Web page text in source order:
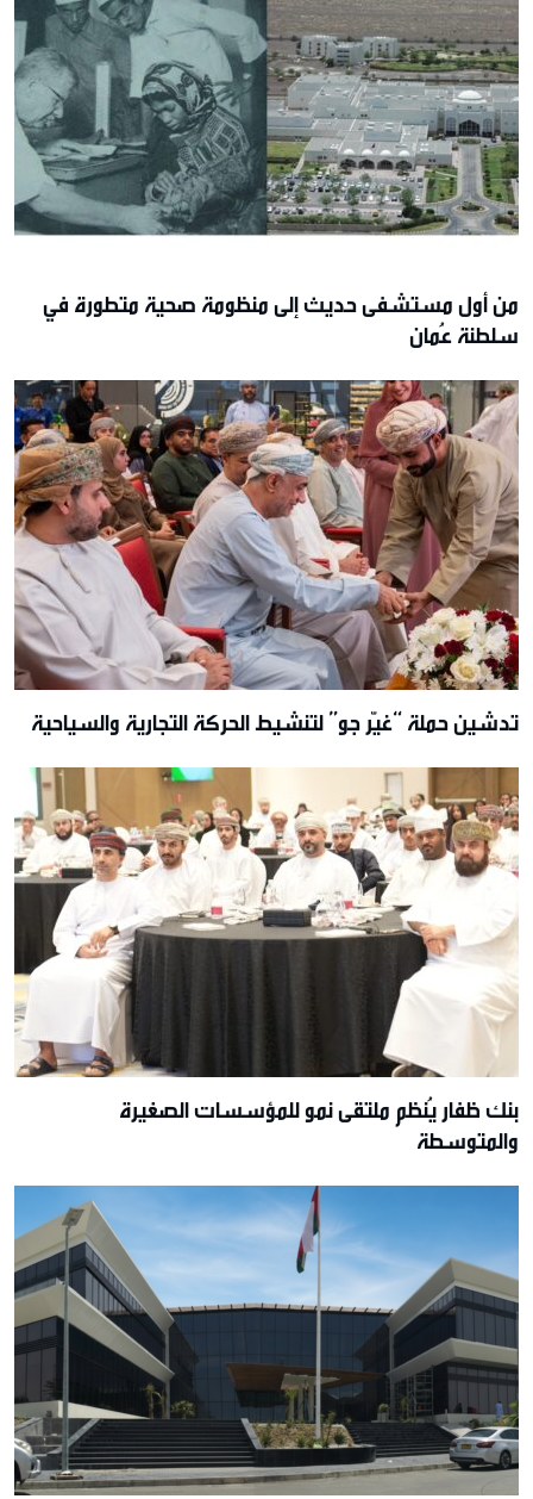
من أول مستشفى حديث إلى منظومة صحية متطورة في
سلطنة عُمان
تدشين حملة “غيّر جو” لتنشيط الحركة التجارية والسياحية
بنك ظفار يُنظم ملتقى نمو للمؤسسات الصغيرة
والمتوسطة